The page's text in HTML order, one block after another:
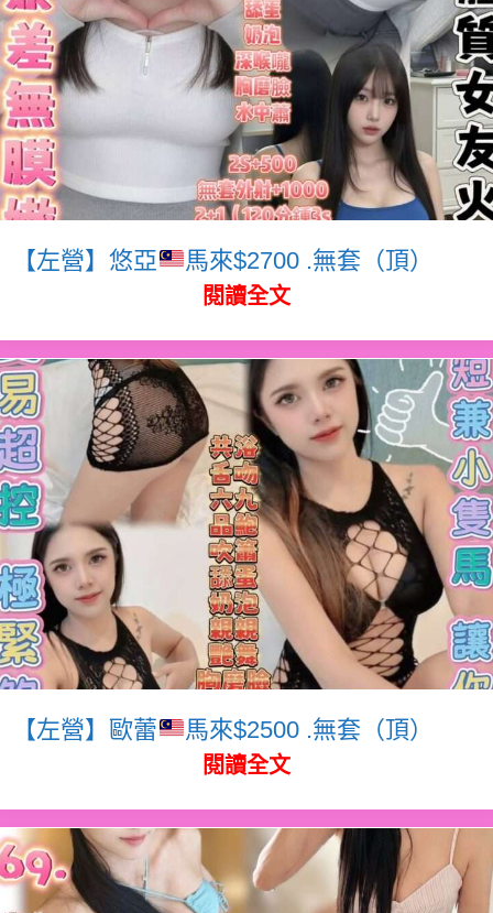
【左營】悠亞 馬來$2700 .無套（頂）
閱讀全文
【左營】歐蕾 馬來$2500 .無套（頂）
閱讀全文